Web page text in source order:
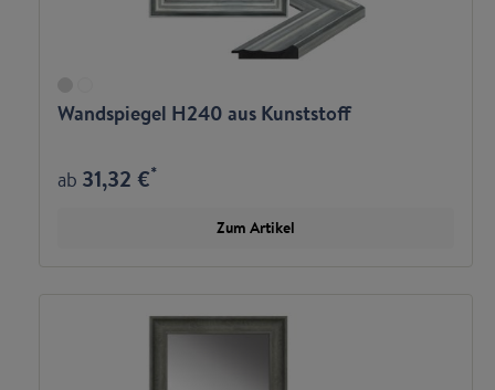
Wandspiegel H240 aus Kunststoff
ab 31,32 €*
Zum Artikel